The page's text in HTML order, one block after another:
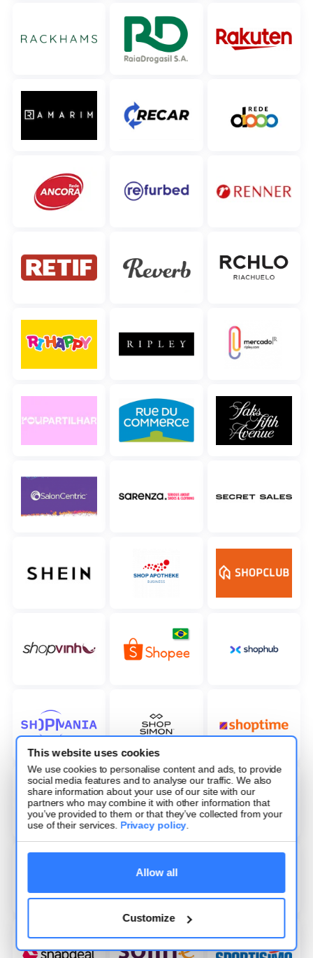
This website uses cookies
We use cookies to personalise content and ads, to provide
social media features and to analyse our traffic. We also
share information about your use of our site with our
partners who may combine it with other information that
you’ve provided to them or that they’ve collected from your
use of their services. Privacy policy.
Allow all
Customize